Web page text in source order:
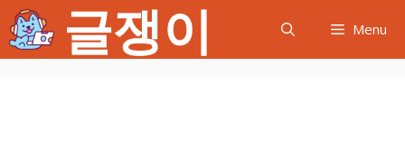
텐
츠
글쟁이 Menu